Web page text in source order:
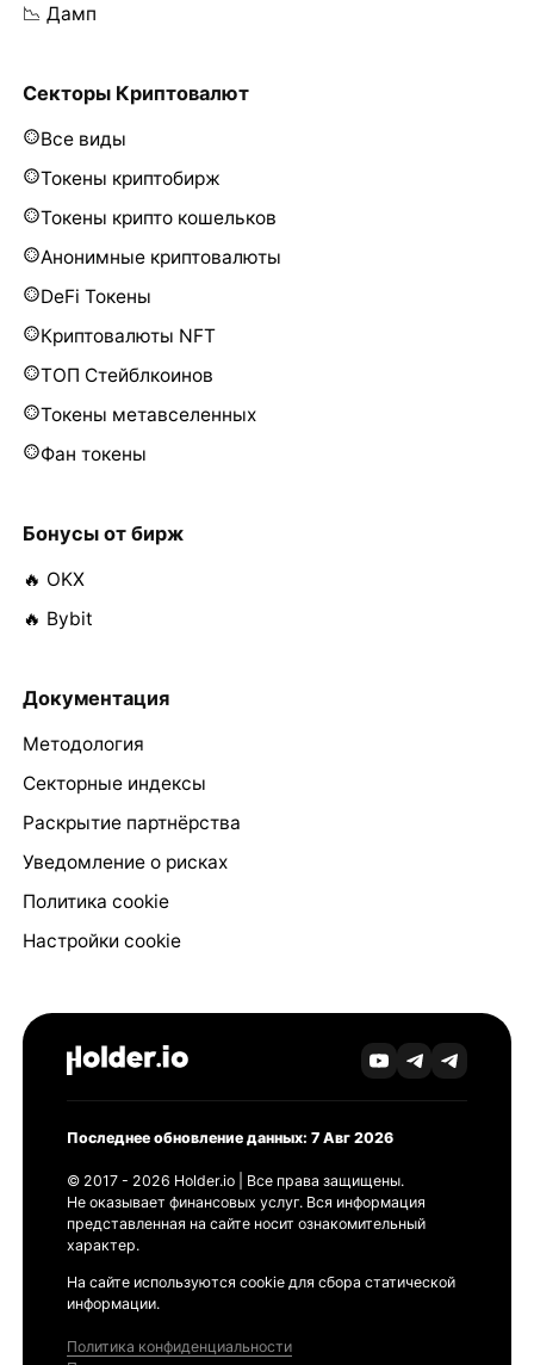
📉 Дамп
Секторы Криптовалют
Все виды
Токены криптобирж
Токены крипто кошельков
Анонимные криптовалюты
DeFi Токены
Криптовалюты NFT
ТОП Стейблкоинов
Токены метавселенных
Фан токены
Бонусы от бирж
🔥 OKX
🔥 Bybit
Документация
Методология
Секторные индексы
Раскрытие партнёрства
Уведомление о рисках
Политика cookie
Настройки cookie
Последнее обновление данных: 7 Авг 2026
© 2017 - 2026 Holder.io | Все права защищены.
Не оказывает финансовых услуг. Вся информация
представленная на сайте носит ознакомительный
характер.
На сайте используются cookie для сбора статической
информации.
Политика конфиденциальности